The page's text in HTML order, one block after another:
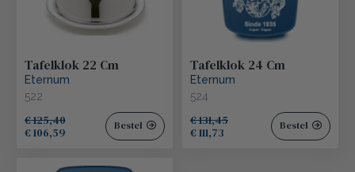
Tafelklok 22 Cm
Eternum
522
€ 125,40
€ 106,59
Bestel
Tafelklok 24 Cm
Eternum
524
€ 131,45
€ 111,73
Bestel